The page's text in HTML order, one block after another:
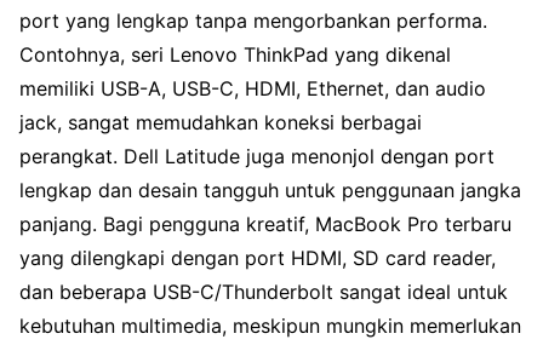
port yang lengkap tanpa mengorbankan performa.
Contohnya, seri Lenovo ThinkPad yang dikenal
memiliki USB-A, USB-C, HDMI, Ethernet, dan audio
jack, sangat memudahkan koneksi berbagai
perangkat. Dell Latitude juga menonjol dengan port
lengkap dan desain tangguh untuk penggunaan jangka
panjang. Bagi pengguna kreatif, MacBook Pro terbaru
yang dilengkapi dengan port HDMI, SD card reader,
dan beberapa USB-C/Thunderbolt sangat ideal untuk
kebutuhan multimedia, meskipun mungkin memerlukan